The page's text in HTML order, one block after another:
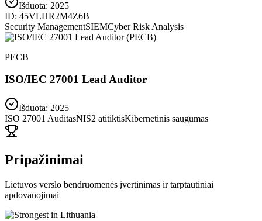
Išduota: 2025
ID: 45VLHR2M4Z6B
Security ManagementSIEMCyber Risk Analysis
PECB
ISO/IEC 27001 Lead Auditor
Išduota: 2025
ISO 27001 AuditasNIS2 atitiktisKibernetinis saugumas
Pripažinimai
Lietuvos verslo bendruomenės įvertinimas ir tarptautiniai
apdovanojimai